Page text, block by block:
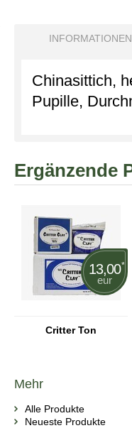
INFORMATIONEN
Chinasittich,
Pupille,
Ergänzende
13,00*
eur
Critter Ton
Mehr
Alle Produkte
Neueste Produkte